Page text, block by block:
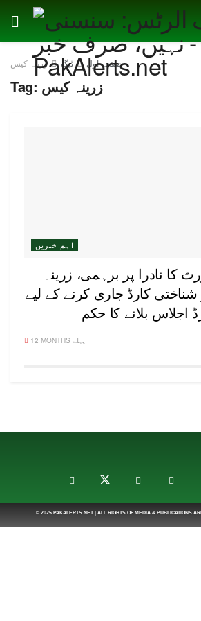
صفحہ اول ٹیگ زرینہ کیس
Tag: زرینہ کیس
اہم خبریں
کا نادرا پر برہمی، زرینہ
کارڈ جاری کرنے کے لیے
اجلاس بلانے کا حکم
12 MONTHS پہلے
© 2025 PAKALERTS.NET| ALL RIGHTS OF MEDIA & PUBLICATIONS